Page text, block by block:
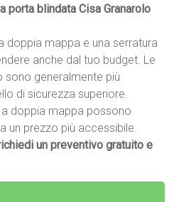
porta blindata Cisa Granarolo
doppia mappa e una serratura
anche dal tuo budget. Le
sono generalmente più
di sicurezza superiore.
doppia mappa possono
un prezzo più accessibile.
un preventivo gratuito e